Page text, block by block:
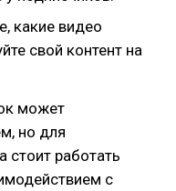
какие видео
свой контент на
может
но для
стоит работать
с